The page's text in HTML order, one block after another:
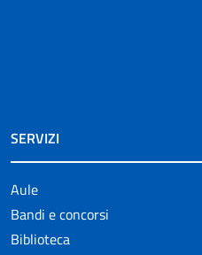
SERVIZI
Aule
Bandi e concorsi
Biblioteca